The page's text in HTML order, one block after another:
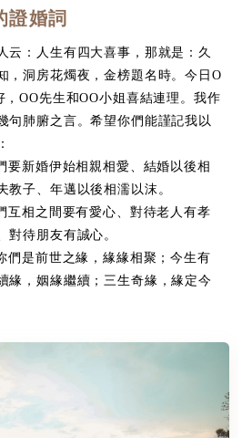
證婚詞
云：人生有四大喜事，那就是：久
，洞房花燭夜，金榜題名時。今日O
OO先生和OO小姐喜結連理。我作
句肺腑之言。希望你們能謹記我以
要新婚伊始相親相愛、結婚以後相
教子、年邁以後相濡以沫。
互相之間要有愛心、對待老人有孝
對待朋友有誠心。
們是前世之緣，緣緣相聚；今生有
緣，姻緣繼續；三生奇緣，緣定今